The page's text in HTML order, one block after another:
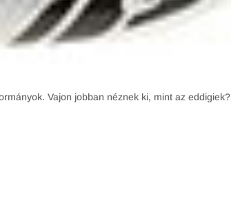
Vajon jobban néznek ki, mint az eddigiek?